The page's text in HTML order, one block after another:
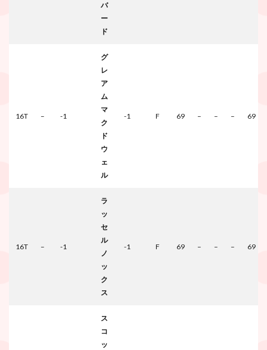
バ
ー
ド
16T – -1
グ
レ
ア
ム
マ
ク
ド
ウ
ェ
ル
-1 F 69 – – – 69
16T – -1
ラ
ッ
セ
ル
ノ
ッ
ク
ス
-1 F 69 – – – 69
ス
コ
ッ